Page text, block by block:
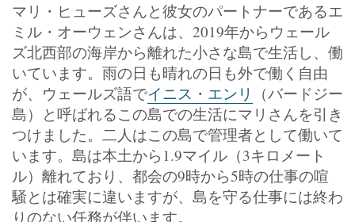
マリ・ヒューズさんと彼女のパートナーであるエ
ミル・オーウェンさんは、2019年からウェール
ズ北西部の海岸から離れた小さな島で生活し、働
いています。雨の日も晴れの日も外で働く自由
が、ウェールズ語でイニス・エンリ
（バードジー
島）と呼ばれるこの島での生活にマリさんを引き
つけました。二人はこの島で管理者として働いて
います。島は本土から1.9マイル（3キロメート
ル）離れており、都会の9時から5時の仕事の喧
騒とは確実に違いますが、島を守る仕事には終わ
りのない任務が伴います。